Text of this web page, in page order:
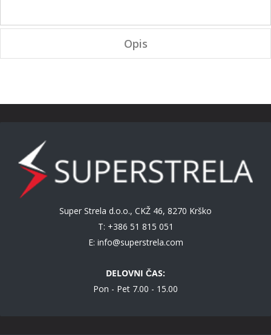
Opis
Super Strela d.o.o., CKŽ 46, 8270 Krško
T: +386 51 815 051
E: info@superstrela.com
DELOVNI ČAS:
Pon - Pet 7.00 - 15.00